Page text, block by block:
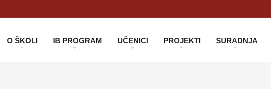
O ŠKOLI IB PROGRAM UČENICI PROJEKTI SURADNJA